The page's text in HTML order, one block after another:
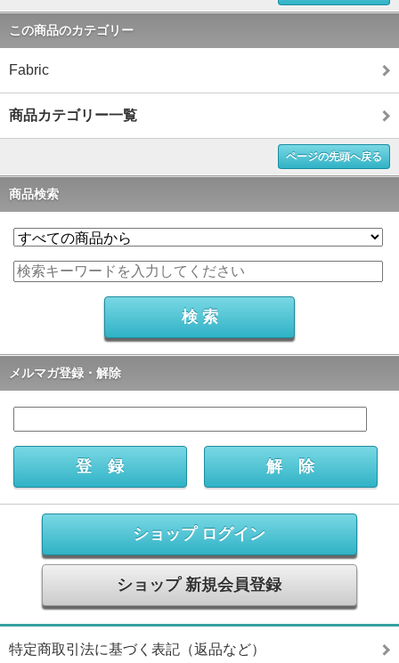
この商品のカテゴリー
Fabric
商品カテゴリー一覧
ページの先頭へ戻る
商品検索
メルマガ登録・解除
ショップ ログイン
ショップ 新規会員登録
特定商取引法に基づく表記（返品など）